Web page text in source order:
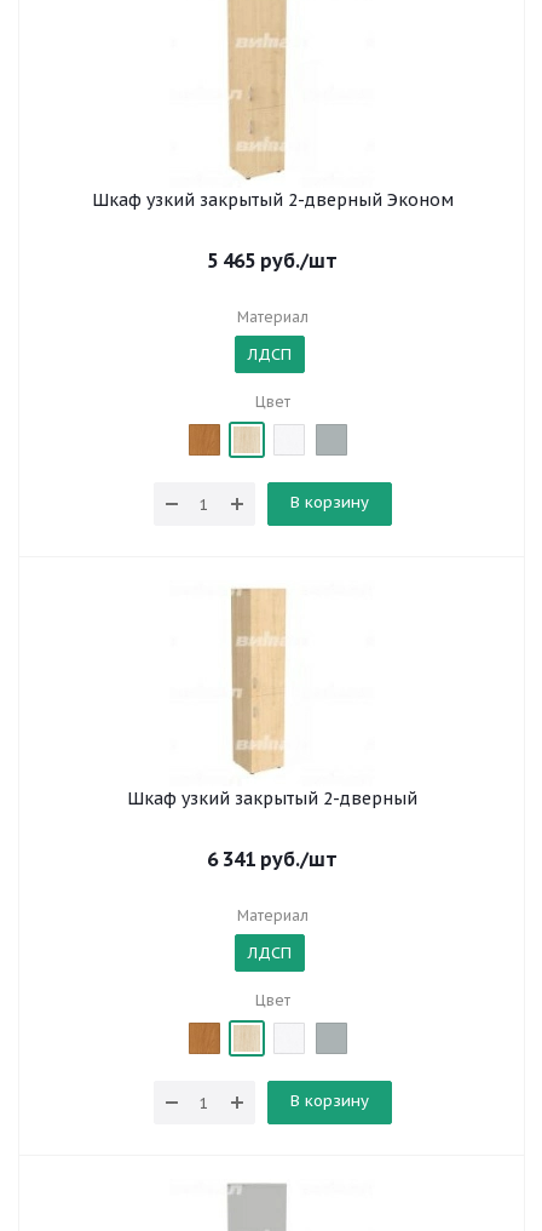
Шкаф узкий закрытый 2-дверный Эконом
5 465 руб./шт
Материал
ЛДСП
Цвет
В корзину
Шкаф узкий закрытый 2-дверный
6 341 руб./шт
Материал
ЛДСП
Цвет
В корзину